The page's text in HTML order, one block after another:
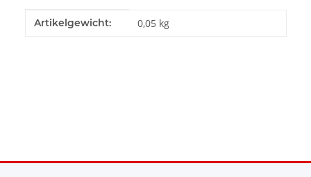
Produkteigenschaft
Wert
Artikelgewicht: 0,05 kg